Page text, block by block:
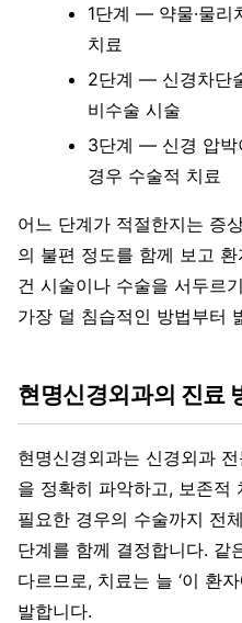
1단계 — 약물·물리
치료
2단계 — 신경차단
비수술 시술
3단계 — 신경 압박
경우 수술적 치료
어느 단계가 적절한지는 증
의 불편 정도를 함께 보고
건 시술이나 수술을 서두르
가장 덜 침습적인 방법부터
현명신경외과의 진료
현명신경외과는 신경외과
을 정확히 파악하고, 보존적
필요한 경우의 수술까지 전
단계를 함께 결정합니다. 같
다르므로, 치료는 늘 ‘이 환
발합니다.